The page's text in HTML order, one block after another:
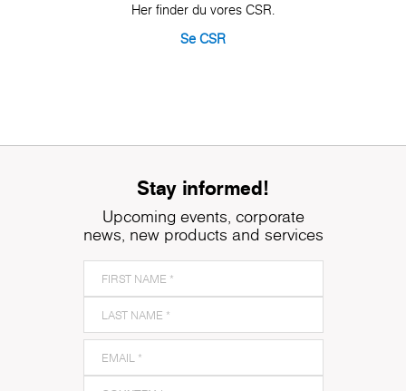
Her finder du vores CSR.
Se CSR
Stay informed!
Upcoming events, corporate
news, new products and services